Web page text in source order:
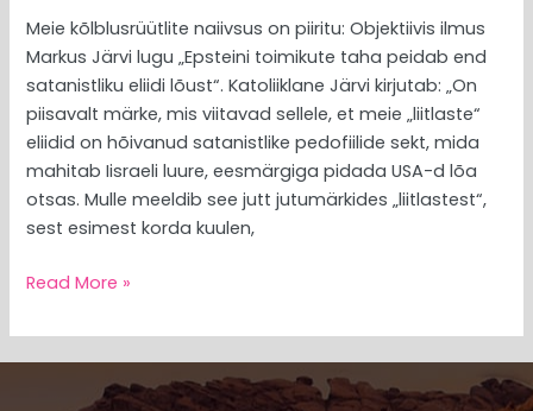
Meie kõlblusrüütlite naiivsus on piiritu: Objektiivis ilmus
Markus Järvi lugu „Epsteini toimikute taha peidab end
satanistliku eliidi lõust“. Katoliiklane Järvi kirjutab: „On
piisavalt märke, mis viitavad sellele, et meie „liitlaste“
eliidid on hõivanud satanistlike pedofiilide sekt, mida
mahitab Iisraeli luure, eesmärgiga pidada USA-d lõa
otsas. Mulle meeldib see jutt jutumärkides „liitlastest“,
sest esimest korda kuulen,
Read More »